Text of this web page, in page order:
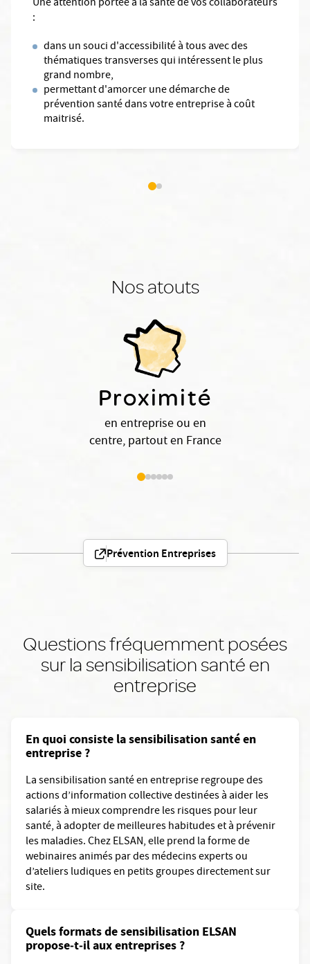
:
dans un souci d'accessibilité à tous avec des
thématiques transverses qui intéressent le plus
grand nombre,
permettant d'amorcer une démarche de
prévention santé dans votre entreprise à coût
maitrisé.
Nos atouts
Proximité
en entreprise ou en
centre, partout en France
Prévention Entreprises
Questions fréquemment posées
sur la sensibilisation santé en
entreprise
En quoi consiste la sensibilisation santé en
entreprise ?
La sensibilisation santé en entreprise regroupe des
actions d’information collective destinées à aider les
salariés à mieux comprendre les risques pour leur
santé, à adopter de meilleures habitudes et à prévenir
les maladies. Chez ELSAN, elle prend la forme de
webinaires animés par des médecins experts ou
d’ateliers ludiques en petits groupes directement sur
site.
Quels formats de sensibilisation ELSAN
propose‑t‑il aux entreprises ?